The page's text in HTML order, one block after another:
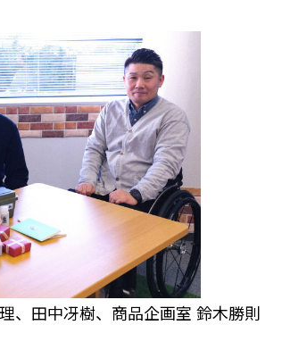
、田中冴樹、商品企画室 鈴木勝則